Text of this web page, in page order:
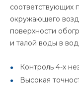
соответствующих
окружающего
поверхности
и талой воды в
Контроль 4-х
Высокая